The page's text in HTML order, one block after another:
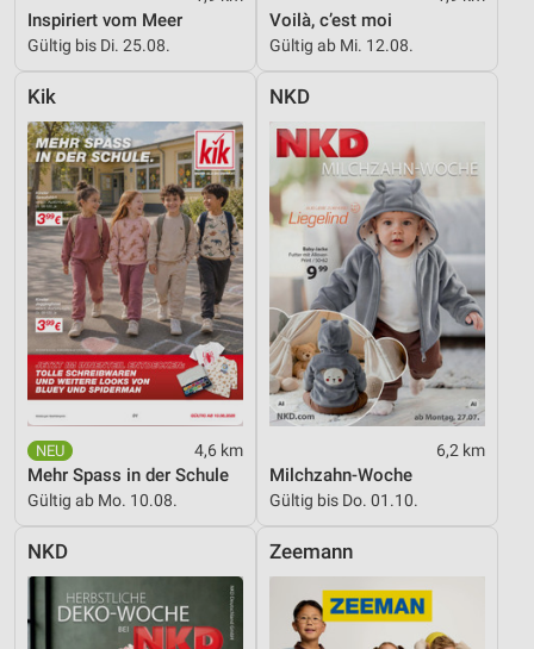
Inspiriert vom Meer
Gültig bis Di. 25.08.
Voilà, c’est moi
Gültig ab Mi. 12.08.
Kik
4,6 km
Mehr Spass in der Schule
Gültig ab Mo. 10.08.
NKD
6,2 km
Milchzahn-Woche
Gültig bis Do. 01.10.
NKD Zeemann
Verwendung von Profilen zur Auswahl
personalisierter Werbung
Erstellung von Profilen zur Personalisierung
Verwendung von Profilen zur Auswahl
personalisierter Inhalte
Messung der Werbeleistung
Messung der Performance von Inhalten
Analyse von Zielgruppen durch Statistiken oder
Kombinationen von Daten aus verschiedenen
Quellen
Entwicklung und Verbesserung der Angebote
Verwendung reduzierter Daten zur Auswahl von
Inhalten
Verwendung genauer Standortdaten
Geräte anhand von aktiv angeforderten
Informationen identifizieren